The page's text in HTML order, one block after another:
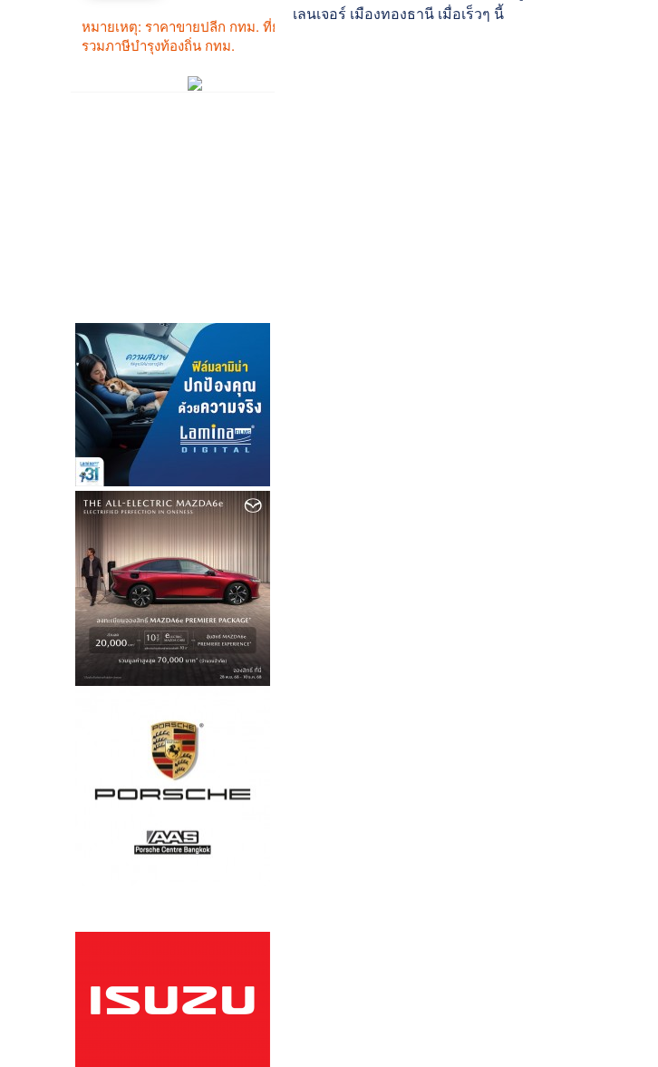
เลนเจอร์ เมืองทองธานี เมื่อเร็วๆ นี้